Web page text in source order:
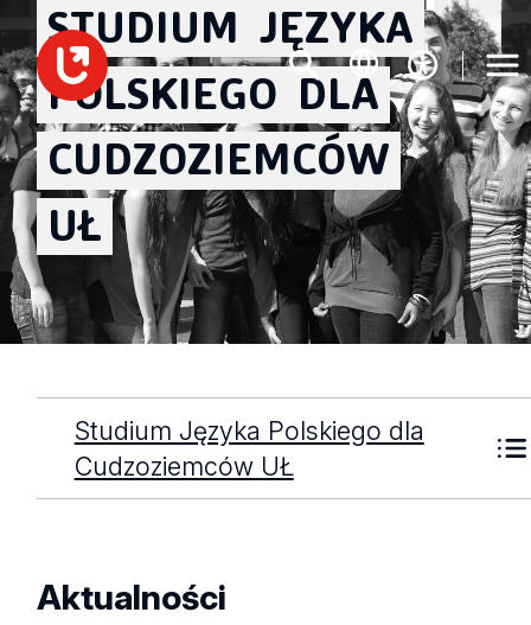
STUDIUM JĘZYKA
POLSKIEGO DLA
CUDZOZIEMCÓW
UŁ
Studium Języka Polskiego dla
Cudzoziemców UŁ
Aktualności